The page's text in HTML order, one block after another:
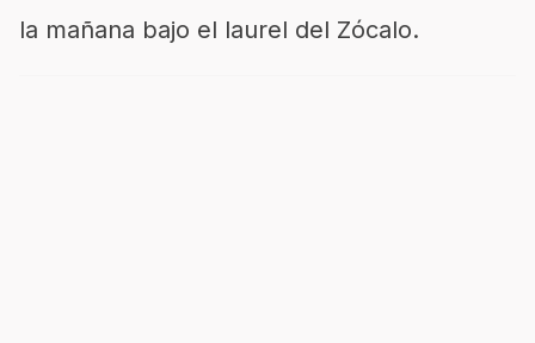
la mañana bajo el laurel del Zócalo.